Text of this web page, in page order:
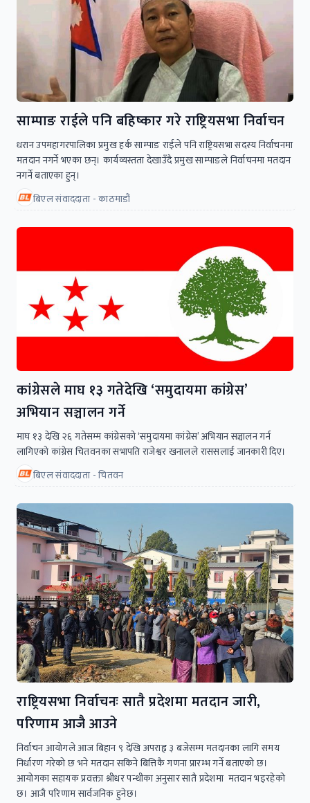
साम्पाङ राईले पनि बहिष्कार गरे राष्ट्रियसभा निर्वाचन
धरान उपमहागरपालिका प्रमुख हर्क साम्पाङ राईले पनि राष्ट्रियसभा सदस्य निर्वाचनमा
मतदान नगर्ने भएका छन्। कार्यव्यस्तता देखाउँदै प्रमुख साम्पाङले निर्वाचनमा मतदान
नगर्ने बताएका हुन्।
बिएल संवाददाता - काठमाडौं
कांग्रेसले माघ १३ गतेदेखि ‘समुदायमा कांग्रेस’
अभियान सञ्चालन गर्ने
माघ १३ देखि २६ गतेसम्म कांग्रेसको ‘समुदायमा कांग्रेस’ अभियान सञ्चालन गर्न
लागिएको कांग्रेस चितवनका सभापति राजेश्वर खनालले राससलाई जानकारी दिए।
बिएल संवाददाता - चितवन
राष्ट्रियसभा निर्वाचनः सातै प्रदेशमा मतदान जारी,
परिणाम आजै आउने
निर्वाचन आयोगले आज बिहान ९ देखि अपराह्न ३ बजेसम्म मतदानका लागि समय
निर्धारण गरेको छ भने मतदान सकिने बित्तिकै गणना प्रारम्भ गर्ने बताएको छ।
आयोगका सहायक प्रवक्ता श्रीधर पन्थीका अनुसार सातै प्रदेशमा मतदान भइरहेको
छ। आजै परिणाम सार्वजनिक हुनेछ।